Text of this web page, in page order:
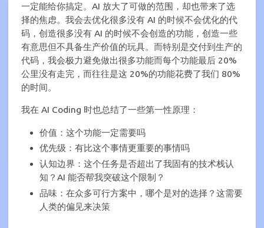
一定能给你搞定。AI 放大了可做的范围，却也带来了选
择的焦虑。我会去优化很多没有 AI 的时候不会优化的代
码，创造很多没有 AI 的时候不会创造的功能，创造一些
有意思但不具备生产价值的玩具。而特别是交付到生产的
代码，我会极力避免做出很多功能而每个功能最后 20%
公里没有走完，而往往是这 20%的功能花费了我们 80%
的时间。
我在 AI Coding 时也总结了一些第一性原理：
价值：这个功能一定需要吗
优先级：有比这个事情更重要的事情吗
认知边界：这个任务是否超出了我固有的技术栈认
知？AI 能否帮我突破这个限制？
品味：在众多可行方案中，哪个是对的选择？这需要
人类的偏见来决策